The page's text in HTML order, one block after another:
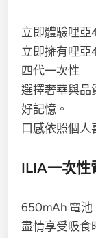
立即體驗哩亞
立即擁有哩亞
四代一次性
選擇奢華與品
好記憶。
口感依照個人
ILIA一次性
650mAh 電池
盡情享受吸食